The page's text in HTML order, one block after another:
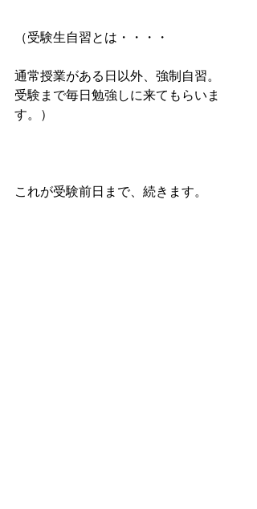
（受験生自習とは・・・・
通常授業がある日以外、強制自習。
受験まで毎日勉強しに来てもらいま
す。）
これが受験前日まで、続きます。